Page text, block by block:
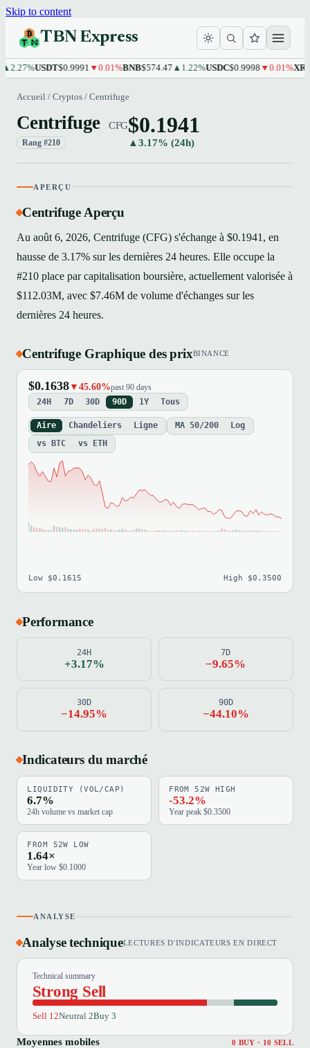
Skip to content
TBN Express
USDT$0.9991▼0.01%BNB$574.47▲1.22%USDC$0.9998▼0.01%XRP
Accueil / Cryptos / Centrifuge
Centrifuge CFG
Rang #210
$0.1941
▲3.17% (24h)
APERÇU
Centrifuge Aperçu
Au août 6, 2026, Centrifuge (CFG) s'échange à $0.1941, en
hausse de 3.17% sur les dernières 24 heures. Elle occupe la
#210 place par capitalisation boursière, actuellement valorisée à
$112.03M, avec $7.46M de volume d'échanges sur les
dernières 24 heures.
Centrifuge Graphique des prixBINANCE
$0.1638 ▼45.60%past 90 days
24H 7D 30D 90D 1Y Tous
Aire Chandeliers Ligne MA 50/200
Log
vs BTC
vs ETH
Low $0.1615 High $0.3500
Performance
24H
+3.17%
7D
−9.65%
30D
−14.95%
90D
−44.10%
Indicateurs du marché
LIQUIDITY (VOL/CAP)
6.7%
24h volume vs market cap
FROM 52W HIGH
-53.2%
Year peak $0.3500
FROM 52W LOW
1.64×
Year low $0.1000
ANALYSE
Analyse techniqueLECTURES D'INDICATEURS EN DIRECT
Technical summary
Strong Sell
Sell 12Neutral 2Buy 3
Moyennes mobiles 0 BUY · 10 SELL